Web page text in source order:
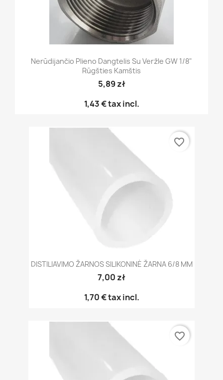
Nerūdijančio Plieno Dangtelis Su Veržle GW 1/8"
Rūgšties Kamštis
5,89 zł
1,43 €tax incl.
DISTILIAVIMO ŽARNOS SILIKONINĖ ŽARNA 6/8 MM
7,00 zł
1,70 €tax incl.
favorite_border
favorite_border